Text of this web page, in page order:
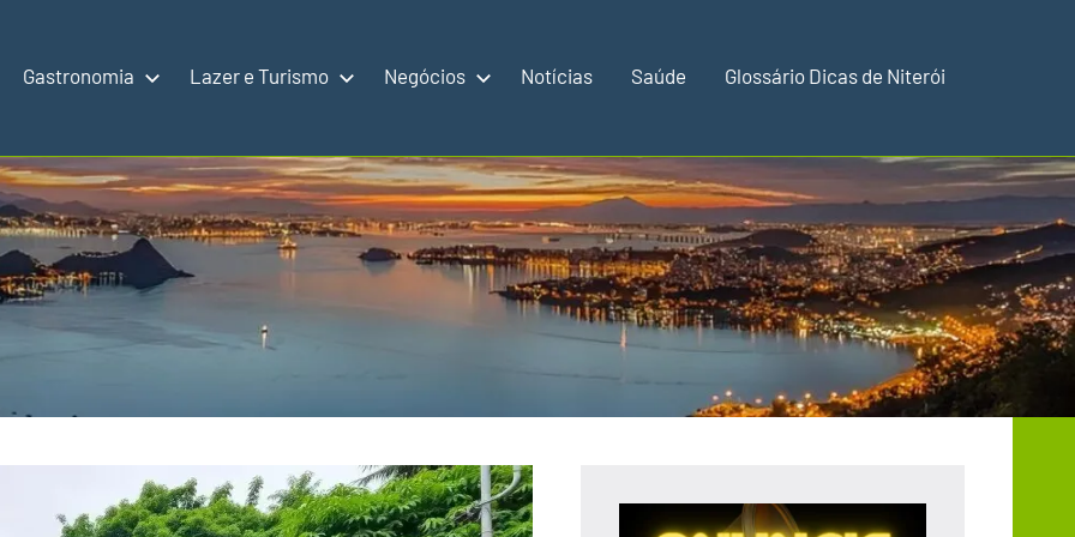
Gastronomia Lazer e Turismo Negócios Notícias Saúde Glossário Dicas de Niterói